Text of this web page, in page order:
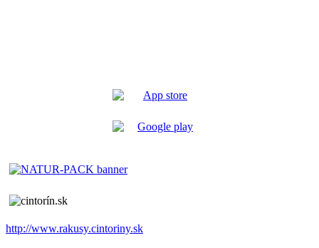
http://www.rakusy.cintoriny.sk